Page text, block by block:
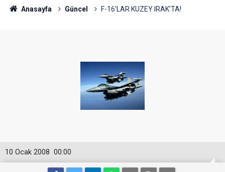
Anasayfa Güncel F-16'LAR KUZEY IRAK'TA!
00:00
10 Ocak 2008